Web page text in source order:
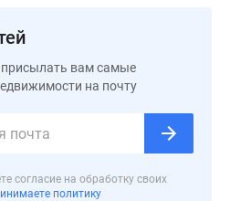
вам самые
на почту
согласие на обработку своих
политику